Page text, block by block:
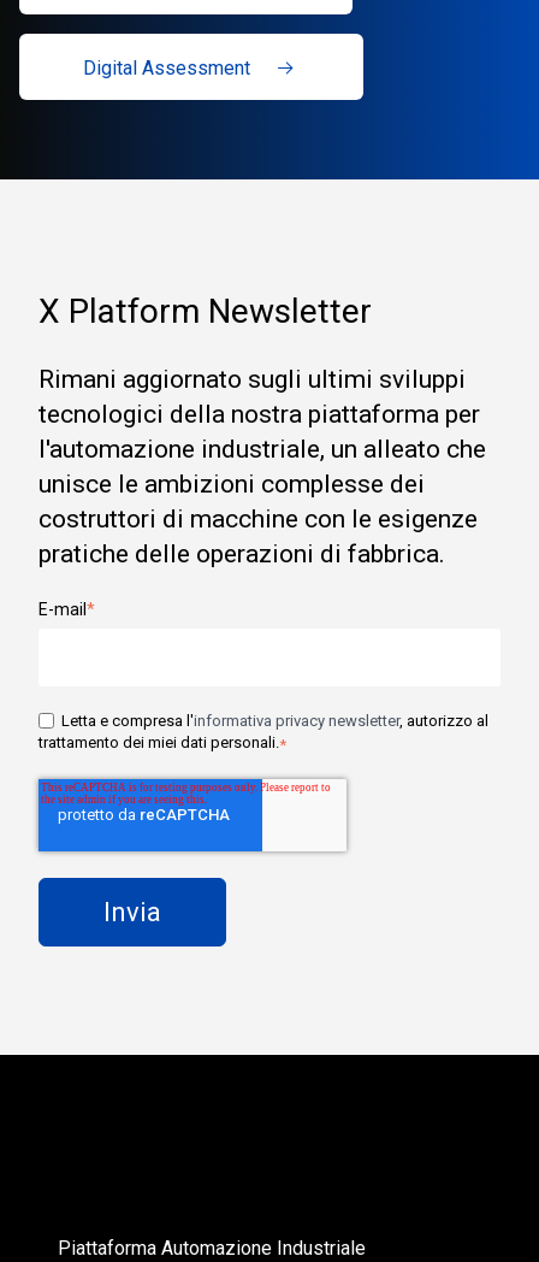
Digital Assessment
X Platform Newsletter
Rimani aggiornato sugli ultimi sviluppi
tecnologici della nostra piattaforma per
l'automazione industriale, un alleato che
unisce le ambizioni complesse dei
costruttori di macchine con le esigenze
pratiche delle operazioni di fabbrica.
E-mail *
Letta e compresa l'informativa privacy newsletter, autorizzo al
trattamento dei miei dati personali.*
Piattaforma Automazione Industriale